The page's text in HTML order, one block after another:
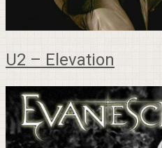
U2 – Elevation